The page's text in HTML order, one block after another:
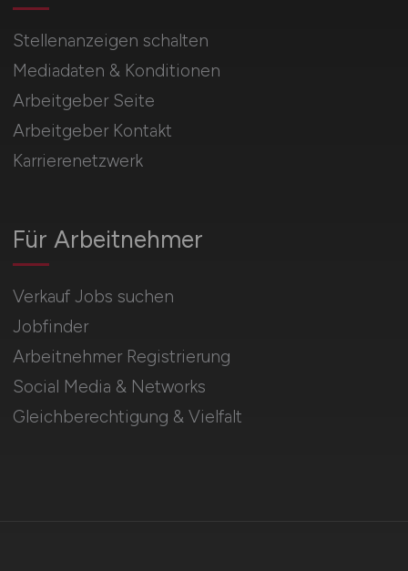
Für Arbeitnehmer
Verkauf Jobs suchen
Jobfinder
Arbeitnehmer Registrierung
Social Media & Networks
Gleichberechtigung & Vielfalt
Stellenanzeigen schalten
Mediadaten & Konditionen
Arbeitgeber Seite
Arbeitgeber Kontakt
Karrierenetzwerk